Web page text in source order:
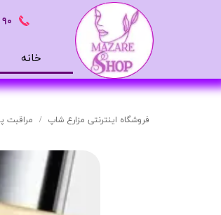
٩٠ ٧۶ ٧۶ ٧۶
خانه
محصولات
ضد آفتاب
افترشیو
آب رسان
مرطوب
فروشگاه اینترنتی مزارع شاپ مراقبت